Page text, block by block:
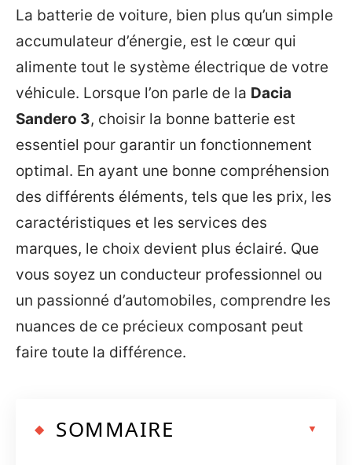
La batterie de voiture, bien plus qu’un simple
accumulateur d’énergie, est le cœur qui
alimente tout le système électrique de votre
véhicule. Lorsque l’on parle de la Dacia
Sandero 3, choisir la bonne batterie est
essentiel pour garantir un fonctionnement
optimal. En ayant une bonne compréhension
des différents éléments, tels que les prix, les
caractéristiques et les services des
marques, le choix devient plus éclairé. Que
vous soyez un conducteur professionnel ou
un passionné d’automobiles, comprendre les
nuances de ce précieux composant peut
faire toute la différence.
SOMMAIRE